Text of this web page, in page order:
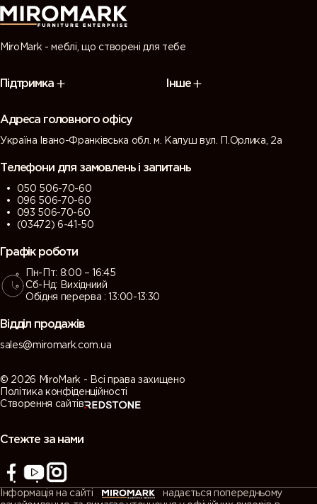
MiroMark - меблі, що створені для тебе
Підтримка Інше
Адреса головного офісу
Україна Івано-Франківська обл. м. Калуш вул. П.Орлика, 2а
Телефони для замовлень і запитань
050 506-70-60
096 506-70-60
093 506-70-60
(03472) 6-41-50
Графік роботи
Пн-Пт: 8:00 – 16:45
Сб-Нд: Вихідниий
Обідня перерва : 13:00-13:30
Відділ продажів
sales@miromark.com.ua
© 2026 MiroMark - Всі права захищено
Політика конфіденційності
Створення сайтів
Стежте за нами
Інформація на сайті
надається попередньому